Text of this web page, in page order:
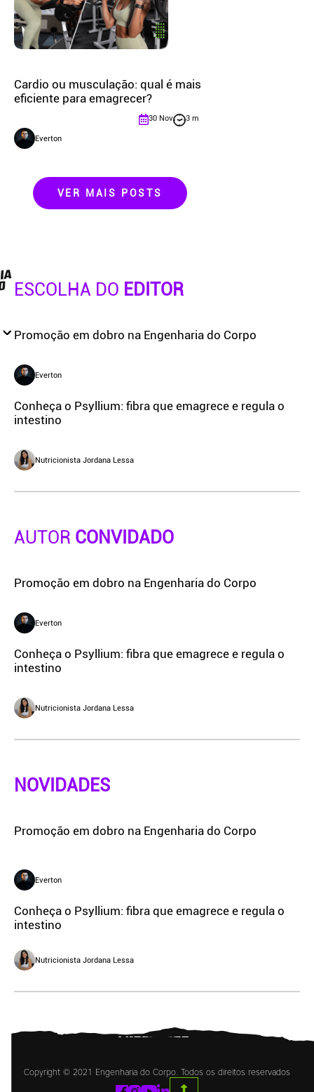
Cardio ou musculação: qual é mais
eficiente para emagrecer?
Everton
30 Nov 3 m
VER MAIS POSTS
ESCOLHA DO EDITOR
Promoção em dobro na Engenharia do Corpo
Everton
Conheça o Psyllium: fibra que emagrece e regula o
intestino
Nutricionista Jordana Lessa
AUTOR CONVIDADO
Promoção em dobro na Engenharia do Corpo
Everton
Conheça o Psyllium: fibra que emagrece e regula o
intestino
Nutricionista Jordana Lessa
NOVIDADES
Promoção em dobro na Engenharia do Corpo
Everton
Conheça o Psyllium: fibra que emagrece e regula o
intestino
Nutricionista Jordana Lessa
Copyright © 2021 Engenharia do Corpo. Todos os direitos reservados